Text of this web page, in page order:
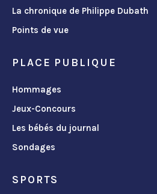
La chronique de Philippe Dubath
Points de vue
PLACE PUBLIQUE
Hommages
Jeux-Concours
Les bébés du journal
Sondages
SPORTS